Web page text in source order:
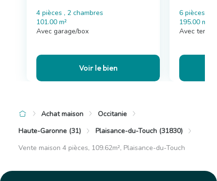
4 pièces , 2 chambres
101.00 m²
Avec garage/box
Voir le bien
6 pièces , 4
195.00 m²
Avec
Achat maison
Occitanie
Haute-Garonne (31)
Plaisance-du-Touch (31830)
Vente maison 4 pièces, 109.62m², Plaisance-du-Touch